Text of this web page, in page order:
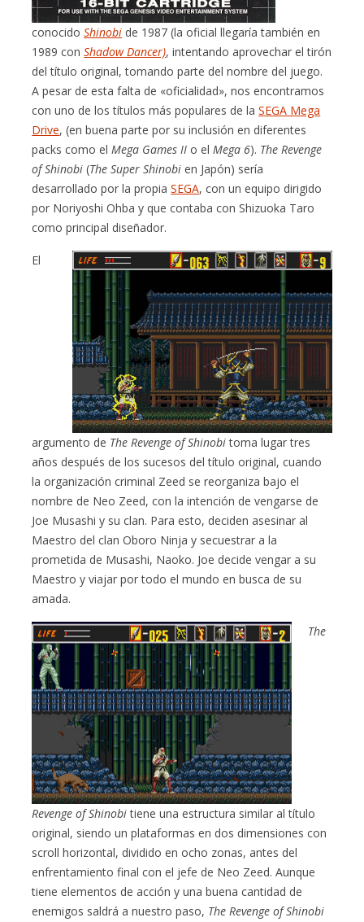
conocidoShinobi de 1987 (la oficial llegaría también en
1989 conShadow Dancer), intentando aprovechar el tirón
del título original, tomando parte del nombre del juego.
A pesar de esta falta de «oficialidad», nos encontramos
con uno de los títulos más populares de laSEGA Mega
Drive, (en buena parte por su inclusión en diferentes
packs como elMega Games II o elMega 6). The Revenge
of Shinobi (The Super Shinobi en Japón) sería
desarrollado por la propiaSEGA, con un equipo dirigido
por Noriyoshi Ohba y que contaba con Shizuoka Taro
como principal diseñador.
El
argumento de The Revenge of Shinobitoma lugar tres
años después de los sucesos del título original, cuando
la organización criminal Zeed se reorganiza bajo el
nombre de Neo Zeed, con la intención de vengarse de
Joe Musashi y su clan. Para esto, deciden asesinar al
Maestro del clan Oboro Ninja y secuestrar a la
prometida de Musashi, Naoko. Joe decide vengar a su
Maestro y viajar por todo el mundo en busca de su
amada.
The
Revenge of Shinobitiene una estructura similar al título
original, siendo un plataformas en dos dimensiones con
scroll horizontal, dividido en ocho zonas, antes del
enfrentamiento final con el jefe de Neo Zeed. Aunque
tiene elementos de acción y una buena cantidad de
enemigos saldrá a nuestro paso, The Revenge of Shinobi